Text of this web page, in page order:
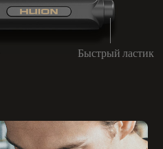
Быстрый ластик